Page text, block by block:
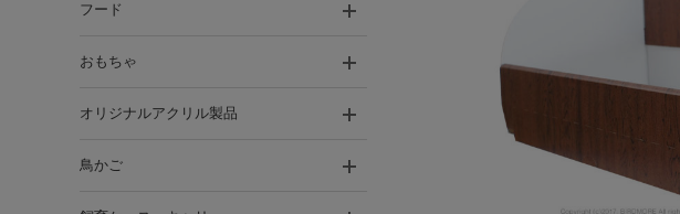
フード
おもちゃ
オリジナルアクリル製品
鳥かご